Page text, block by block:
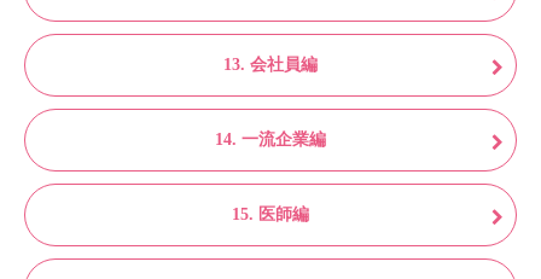
13. 会社員編
14. 一流企業編
15. 医師編